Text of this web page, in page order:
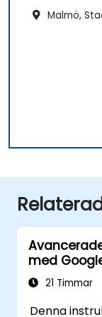
Malmö,
med
21 Timmar
Denna